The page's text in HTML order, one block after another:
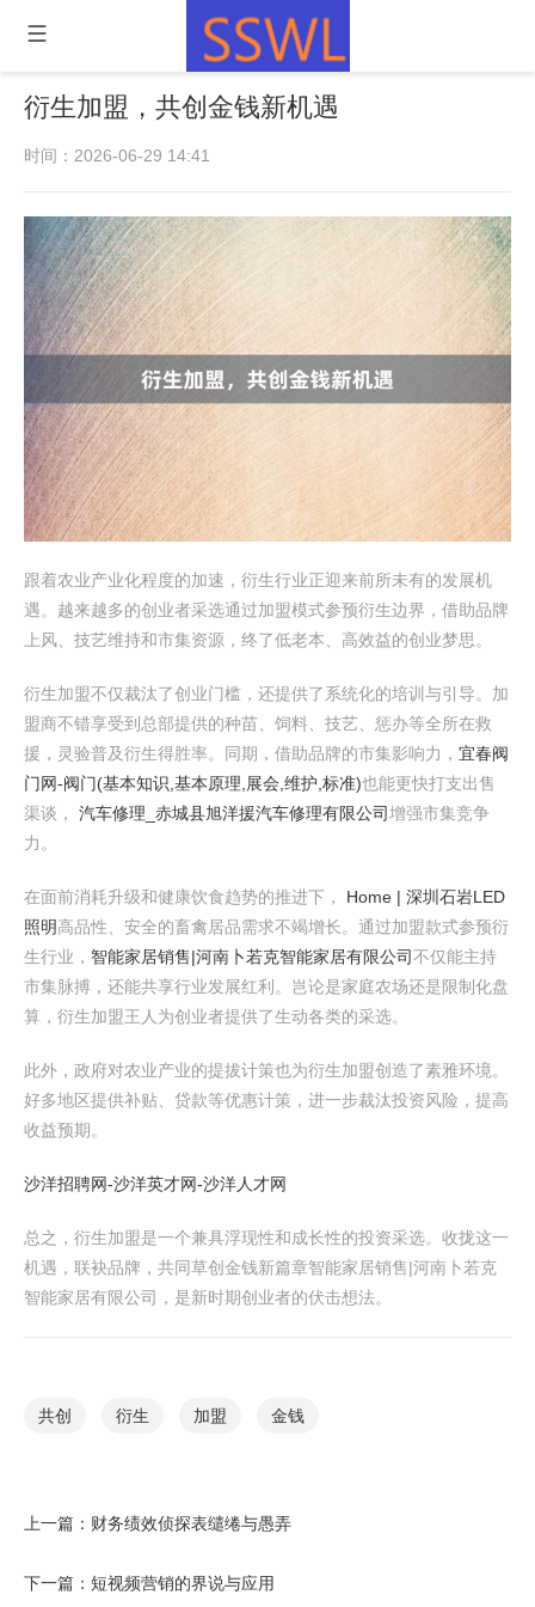
衍生加盟，共创金钱新机遇
时间：2026-06-29 14:41
跟着农业产业化程度的加速，衍生行业正迎来前所未有的发展机
遇。越来越多的创业者采选通过加盟模式参预衍生边界，借助品牌
上风、技艺维持和市集资源，终了低老本、高效益的创业梦思。
衍生加盟不仅裁汰了创业门槛，还提供了系统化的培训与引导。加
盟商不错享受到总部提供的种苗、饲料、技艺、惩办等全所在救
援，灵验普及衍生得胜率。同期，借助品牌的市集影响力， 宜春阀
门网-阀门(基本知识,基本原理,展会,维护,标准)也能更快打支出售
渠谈， 汽车修理_赤城县旭洋援汽车修理有限公司增强市集竞争
力。
在面前消耗升级和健康饮食趋势的推进下， Home | 深圳石岩LED
照明高品性、安全的畜禽居品需求不竭增长。通过加盟款式参预衍
生行业， 智能家居销售|河南卜若克智能家居有限公司不仅能主持
市集脉搏，还能共享行业发展红利。岂论是家庭农场还是限制化盘
算，衍生加盟王人为创业者提供了生动各类的采选。
此外，政府对农业产业的提拔计策也为衍生加盟创造了素雅环境。
好多地区提供补贴、贷款等优惠计策，进一步裁汰投资风险，提高
收益预期。
沙洋招聘网-沙洋英才网-沙洋人才网
总之，衍生加盟是一个兼具浮现性和成长性的投资采选。收拢这一
机遇，联袂品牌，共同草创金钱新篇章智能家居销售|河南卜若克
智能家居有限公司，是新时期创业者的伏击想法。
共创 衍生 加盟 金钱
上一篇： 财务绩效侦探表缱绻与愚弄
下一篇： 短视频营销的界说与应用